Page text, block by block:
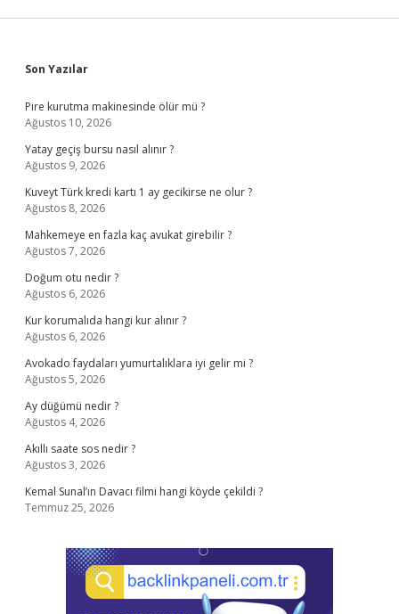
Sidebar
Son Yazılar
Pire kurutma makinesinde ölür mü ?
Ağustos 10, 2026
Yatay geçiş bursu nasıl alınır ?
Ağustos 9, 2026
Kuveyt Türk kredi kartı 1 ay gecikirse ne olur ?
Ağustos 8, 2026
Mahkemeye en fazla kaç avukat girebilir ?
Ağustos 7, 2026
Doğum otu nedir ?
Ağustos 6, 2026
Kur korumalıda hangi kur alınır ?
Ağustos 6, 2026
Avokado faydaları yumurtalıklara iyi gelir mi ?
Ağustos 5, 2026
Ay düğümü nedir ?
Ağustos 4, 2026
Akıllı saate sos nedir ?
Ağustos 3, 2026
Kemal Sunal’ın Davacı filmi hangi köyde çekildi ?
Temmuz 25, 2026